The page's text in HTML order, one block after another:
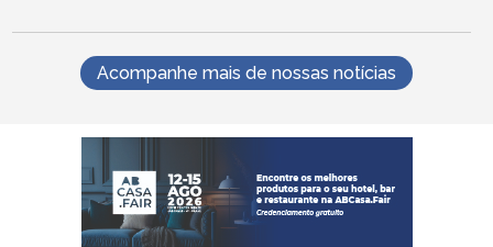
Acompanhe mais de nossas notícias